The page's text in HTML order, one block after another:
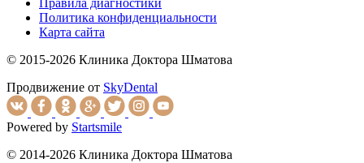
Правила диагностики
Политика конфиденциальности
Карта сайта
© 2015-2026 Клиника Доктора Шматова
Продвижение от SkyDental
Powered by Startsmile
© 2014-2026 Клиника Доктора Шматова